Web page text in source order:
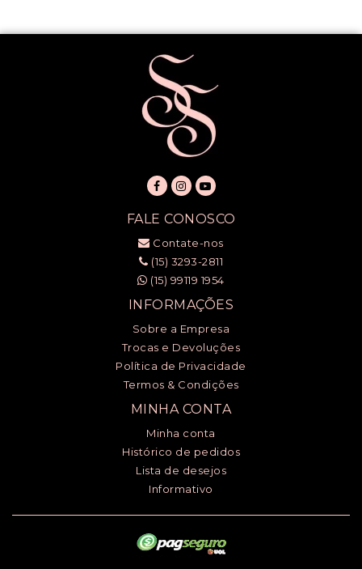
FALE CONOSCO
Contate-nos
(15) 3293-2811
(15) 99119 1954
INFORMAÇÕES
Sobre a Empresa
Trocas e Devoluções
Política de Privacidade
Termos & Condições
MINHA CONTA
Minha conta
Histórico de pedidos
Lista de desejos
Informativo